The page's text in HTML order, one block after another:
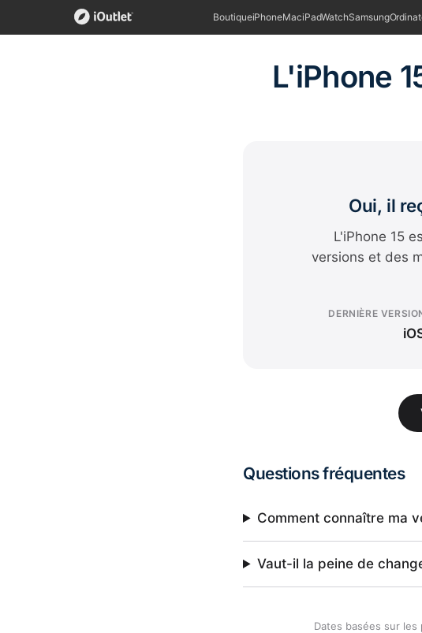
BoutiqueiPhoneMaciPadWatchSamsung
L'iPhone
Oui, il
L'iPhone 15
versions et des
DERNIÈRE
Questions fréquentes
Comment connaître ma
Vaut-il la peine de
Dates basées sur